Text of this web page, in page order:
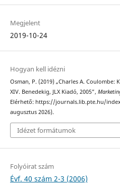
Megjelent
2019-10-24
Hogyan kell idézni
Osman, P. (2019) „Charles A.
XIV. Benedekig, JLX Kiadó, 2005”,
Elérhető: https://journals.lib.pte.hu/
augusztus 2026).
Idézet formátumok
Folyóirat szám
Évf. 40 szám 2-3 (2006)